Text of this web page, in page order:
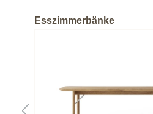
Esszimmerbänke